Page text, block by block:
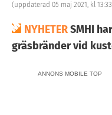
(uppdaterad 05 maj 2021, kl
NYHETERSMHI
gräsbränder vid
ANNONS MOBILE TOP